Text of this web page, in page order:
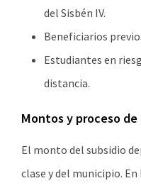
del Sisbén IV.
Beneficiarios
Estudiantes en
distancia.
Montos y proceso
El monto del subsidio
clase y del municipio.